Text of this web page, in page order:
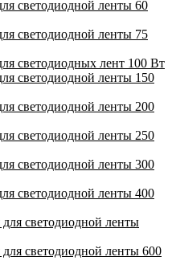
светодиодной ленты 60
светодиодной ленты 75
светодиодных лент 100 Вт
светодиодной ленты 150
светодиодной ленты 200
светодиодной ленты 250
светодиодной ленты 300
светодиодной ленты 400
светодиодной ленты
светодиодной ленты 600